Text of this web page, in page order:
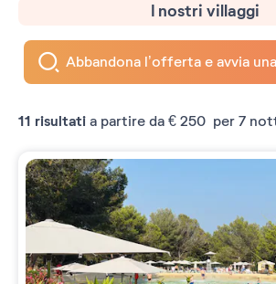
I nostri villaggi
Abbandona l’offerta e avvia
11 risultati a partire da € 250 per 7